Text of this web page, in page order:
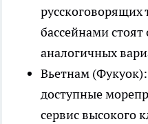
русскоговорящих
бассейнами
аналогичных
Вьетнам (Фукуок):
доступные
сервис высокого